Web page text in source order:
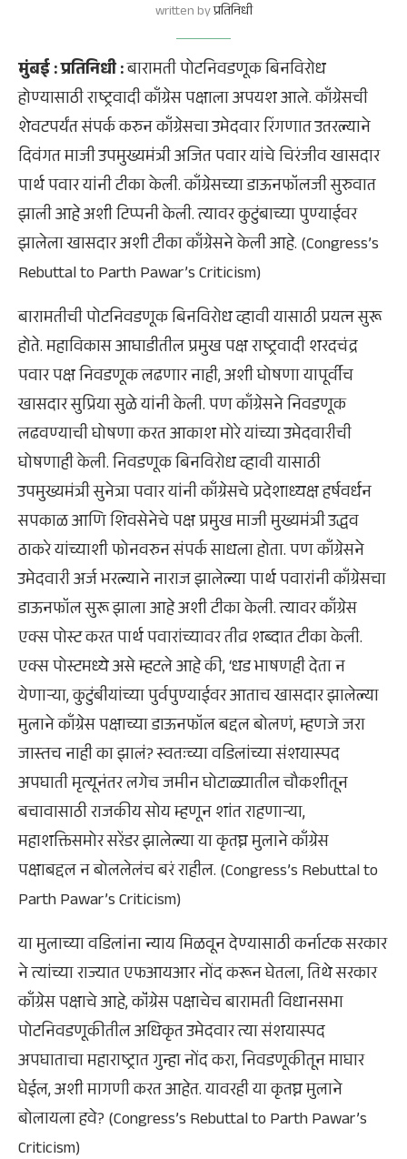
written byप्रतिनिधी
मुंबई : प्रतिनिधी :बारामती पोटनिवडणूक बिनविरोध
होण्यासाठी राष्ट्रवादी काँग्रेस पक्षाला अपयश आले. काँग्रेसची
शेवटपर्यंत संपर्क करुन काँग्रेसचा उमेदवार रिंगणात उतरल्याने
दिवंगत माजी उपमुख्यमंत्री अजित पवार यांचे चिरंजीव खासदार
पार्थ पवार यांनी टीका केली. काँग्रेसच्या डाऊनफॉलजी सुरुवात
झाली आहे अशी टिप्पनी केली. त्यावर कुटुंबाच्या पुण्याईवर
झालेला खासदार अशी टीका काँग्रेसने केली आहे. (Congress’s
Rebuttal to Parth Pawar’s Criticism)
बारामतीची पोटनिवडणूक बिनविरोध व्हावी यासाठी प्रयत्न सुरू
होते. महाविकास आघाडीतील प्रमुख पक्ष राष्ट्रवादी शरदचंद्र
पवार पक्ष निवडणूक लढणार नाही, अशी घोषणा यापूर्वीच
खासदार सुप्रिया सुळे यांनी केली. पण काँग्रेसने निवडणूक
लढवण्याची घोषणा करत आकाश मोरे यांच्या उमेदवारीची
घोषणाही केली. निवडणूक बिनविरोध व्हावी यासाठी
उपमुख्यमंत्री सुनेत्रा पवार यांनी काँग्रेसचे प्रदेशाध्यक्ष हर्षवर्धन
सपकाळ आणि शिवसेनेचे पक्ष प्रमुख माजी मुख्यमंत्री उद्धव
ठाकरे यांच्याशी फोनवरुन संपर्क साधला होता. पण काँग्रेसने
उमेदवारी अर्ज भरल्याने नाराज झालेल्या पार्थ पवारांनी काँग्रेसचा
डाऊनफॉल सुरू झाला आहे अशी टीका केली. त्यावर काँग्रेस
एक्स पोस्ट करत पार्थ पवारांच्यावर तीव्र शब्दात टीका केली.
एक्स पोस्टमध्ये असे म्हटले आहे की, ‘धड भाषणही देता न
येणाऱ्या, कुटुंबीयांच्या पुर्वपुण्याईवर आताच खासदार झालेल्या
मुलाने काँग्रेस पक्षाच्या डाऊनफॉल बद्दल बोलणं, म्हणजे जरा
जास्तच नाही का झालं? स्वतःच्या वडिलांच्या संशयास्पद
अपघाती मृत्यूनंतर लगेच जमीन घोटाळ्यातील चौकशीतून
बचावासाठी राजकीय सोय म्हणून शांत राहणाऱ्या,
महाशक्तिसमोर सरेंडर झालेल्या या कृतघ्न मुलाने काँग्रेस
पक्षाबद्दल न बोललेलंच बरं राहील. (Congress’s Rebuttal to
Parth Pawar’s Criticism)
या मुलाच्या वडिलांना न्याय मिळवून देण्यासाठी कर्नाटक सरकार
ने त्यांच्या राज्यात एफआयआर नोंद करून घेतला, तिथे सरकार
काँग्रेस पक्षाचे आहे, कॉंग्रेस पक्षाचेच बारामती विधानसभा
पोटनिवडणूकीतील अधिकृत उमेदवार त्या संशयास्पद
अपघाताचा महाराष्ट्रात गुन्हा नोंद करा, निवडणूकीतून माघार
घेईल, अशी मागणी करत आहेत. यावरही या कृतघ्न मुलाने
बोलायला हवे? (Congress’s Rebuttal to Parth Pawar’s
Criticism)